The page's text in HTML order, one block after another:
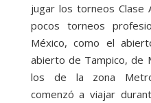
jugar los torneos Clase
pocos torneos
México, como el
abierto de Tampico, de
los de la zona
comenzó a viajar